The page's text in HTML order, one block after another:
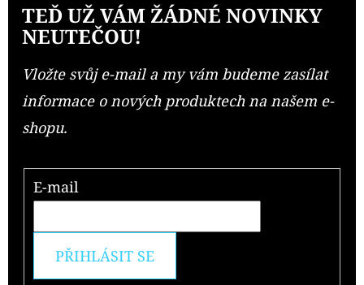
TEĎ UŽ VÁM ŽÁDNÉ NOVINKY
NEUTEČOU!
Vložte svůj e-mail a my vám budeme zasílat
informace o nových produktech na našem e-
shopu.
E-mail
PŘIHLÁSIT SE